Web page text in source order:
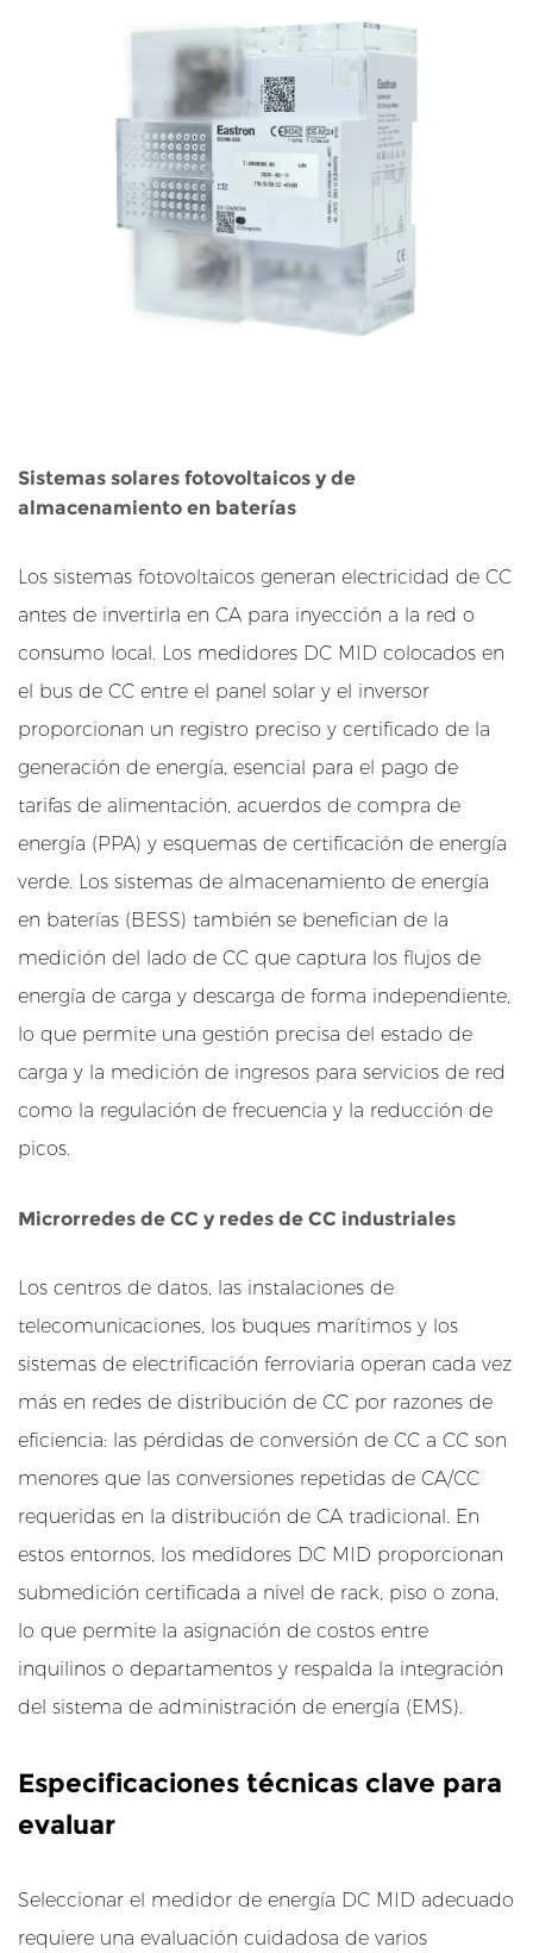
d
i
o
r
e
s
D
d
e
C
.
1
I
n
f
a
s
r
u
c
r
a
d
e
c
r
g
a
e
e
í
c
Sistemas solares fotovoltaicos y de
almacenamiento en baterías
Los sistemas fotovoltaicos generan electricidad de CC
antes de invertirla en CA para inyección a la red o
consumo local. Los medidores DC MID colocados en
el bus de CC entre el panel solar y el inversor
proporcionan un registro preciso y certificado de la
generación de energía, esencial para el pago de
tarifas de alimentación, acuerdos de compra de
energía (PPA) y esquemas de certificación de energía
verde. Los sistemas de almacenamiento de energía
en baterías (BESS) también se benefician de la
medición del lado de CC que captura los flujos de
energía de carga y descarga de forma independiente,
lo que permite una gestión precisa del estado de
carga y la medición de ingresos para servicios de red
como la regulación de frecuencia y la reducción de
picos.
Microrredes de CC y redes de CC industriales
Los centros de datos, las instalaciones de
telecomunicaciones, los buques marítimos y los
sistemas de electrificación ferroviaria operan cada vez
más en redes de distribución de CC por razones de
eficiencia: las pérdidas de conversión de CC a CC son
menores que las conversiones repetidas de CA/CC
requeridas en la distribución de CA tradicional. En
estos entornos, los medidores DC MID proporcionan
submedición certificada a nivel de rack, piso o zona,
lo que permite la asignación de costos entre
inquilinos o departamentos y respalda la integración
del sistema de administración de energía (EMS).
Especificaciones técnicas clave para
evaluar
Seleccionar el medidor de energía DC MID adecuado
requiere una evaluación cuidadosa de varios